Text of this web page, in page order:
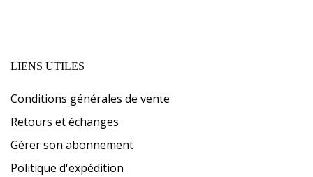
LIENS UTILES
Conditions générales de vente
Retours et échanges
Gérer son abonnement
Politique d'expédition